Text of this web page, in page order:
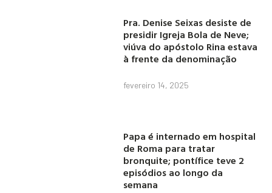
Pra. Denise Seixas desiste de
presidir Igreja Bola de Neve;
viúva do apóstolo Rina estava
à frente da denominação
fevereiro 14, 2025
Papa é internado em hospital
de Roma para tratar
bronquite; pontífice teve 2
episódios ao longo da
semana